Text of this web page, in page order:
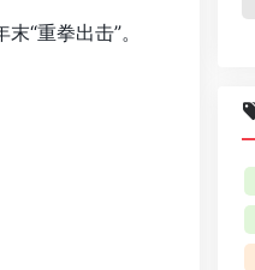
“重拳出击”。